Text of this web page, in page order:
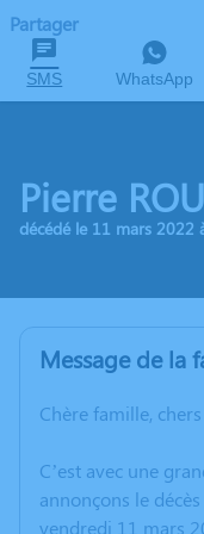
Partager
SMS WhatsApp
Pierre
décédé le 11 mars 2022
Message de la
Chère famille,
C’est avec une
annonçons le
vendredi 11 mars